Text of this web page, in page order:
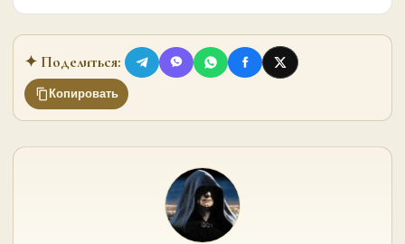
✦ Поделиться:
Копировать